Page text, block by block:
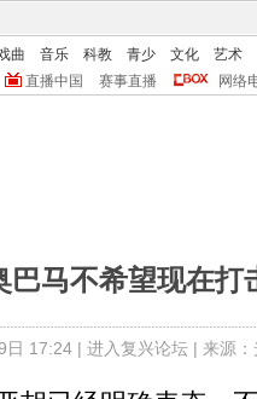
曲 音乐 科教 青少 文化
艺术
直播中国 赛事直播 网络
巴马不希望现在打
日 17:24 | 进入复兴论坛| 来源